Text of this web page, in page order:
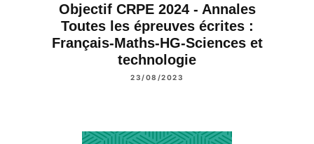
Objectif CRPE 2024 - Annales
Toutes les épreuves écrites :
Français-Maths-HG-Sciences et
technologie
23/08/2023